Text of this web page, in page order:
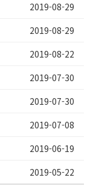
2019-08-29
2019-08-29
2019-08-22
2019-07-30
2019-07-30
2019-07-08
2019-06-19
2019-05-22